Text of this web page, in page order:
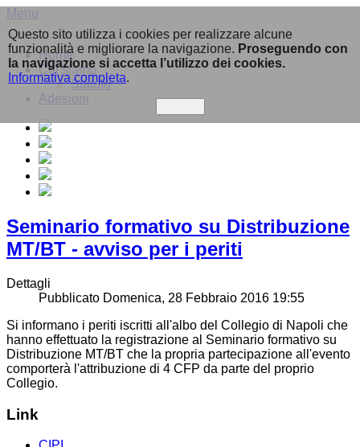
Questo sito utilizza i cookies per realizzare alcune
funzionalità e migliorare la navigazione. Proseguendo con
la navigazione si accetta l’utilizzo dei cookies.
Informativa completa.
Menu
Home
Chi siamo
Statuto
Adesioni
Seminario formativo su Distribuzione
MT/BT - avviso per i periti
Dettagli
Pubblicato Domenica, 28 Febbraio 2016 19:55
Si informano i periti iscritti all'albo del Collegio di Napoli che
hanno effettuato la registrazione al Seminario formativo su
Distribuzione MT/BT che la propria partecipazione all'evento
comporterà l'attribuzione di 4 CFP da parte del proprio
Collegio.
Link